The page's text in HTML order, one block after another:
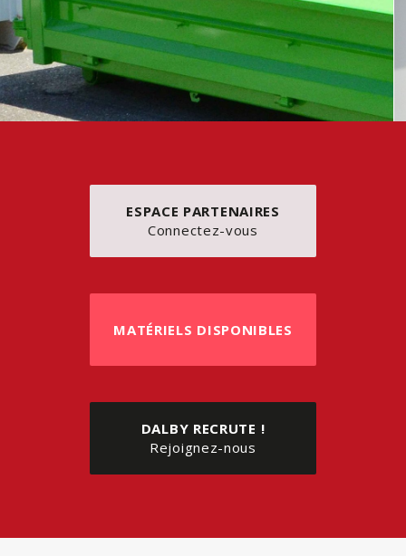
ESPACE PARTENAIRES
Connectez-vous
MATÉRIELS DISPONIBLES
DALBY RECRUTE !
Rejoignez-nous